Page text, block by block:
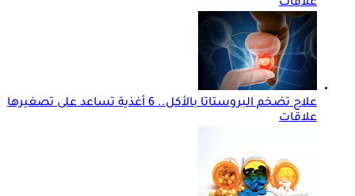
علاقات
علاج تضخم البروستاتا بالأكل.. 6 أغذية تساعد على تصغيرها
علاقات